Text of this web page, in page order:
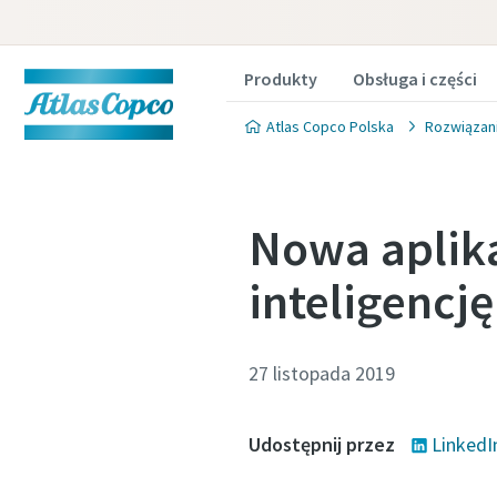
Produkty Obsługa i części
Atlas Copco Polska
Nowa
27 listopada 2019
Udostępnij przez
W
W
W